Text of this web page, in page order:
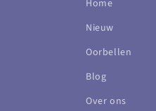
Home
Nieuw
Oorbellen
Blog
Over ons